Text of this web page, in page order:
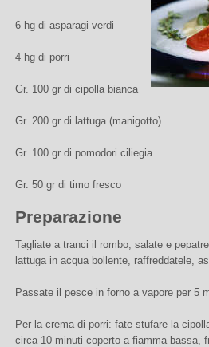
6 hg di asparagi verdi
4 hg di porri
Gr. 100 gr di cipolla bianca
Gr. 200 gr di lattuga (manigotto)
Gr. 100 gr di pomodori ciliegia
Gr. 50 gr di timo fresco
Preparazione
Tagliate a tranci il rombo, salate e
lattuga in acqua bollente, raffreddatele,
Passate il pesce in forno a vapore per 5
Per la crema di porri: fate stufare la
circa 10 minuti coperto a fiamma bassa,